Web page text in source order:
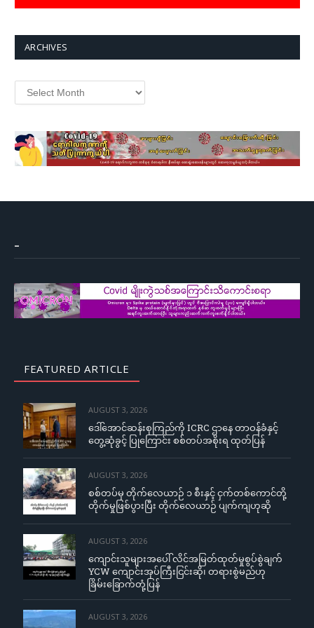
ARCHIVES
Archives
–
FEATURED ARTICLE
AUGUST 3, 2026
ဒေါ်အောင်ဆန်းစုကြည်ကို ICRC ဌာနေ တာဝန်ခံနှင့်
တွေ့ဆုံခွင့် ပြုကြောင်း စစ်တပ်အစိုးရ ထုတ်ပြန်
AUGUST 3, 2026
စစ်တပ်မှ တိုက်လေယာဉ် ၁ စီးနှင့် ငှက်တစ်ကောင်တို့
တိုက်မှုဖြစ်ပွားပြီး တိုက်လေယာဉ် ပျက်ကျဟုဆို
AUGUST 3, 2026
ကျောင်းသူများအပေါ် လိင်အမြတ်ထုတ်မှုစွပ်စွဲချက်
YCW ကျောင်းအုပ်ကြီးငြင်းဆို၊ တရားစွဲမည်ဟု
ခြိမ်းခြောက်တုံ့ပြန်
AUGUST 3, 2026